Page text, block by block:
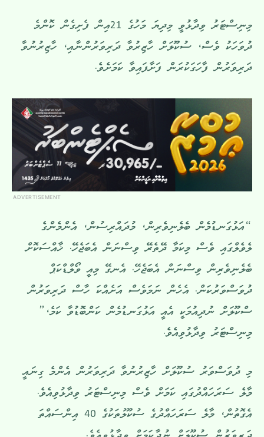
މިނިސްޓަރު ވިދާޅުވީ މިދިޔަ މަހުގެ 21އިން ފެށިގެން ކޮންމެ
ދުވަހަކު ވެސް، ސުކޫލަށް ހާޒިރުވާ ދަރިވަރުންނާއި، ހާޒިރުނުވާ
ދަރިވަރުން ފާހަގަކުރަން ފަށާފައިވާ ކަމަށެވެ.
ADVERTISEMENT
“އަޅުގަނޑުމެން ބެލެނިވެރިން، މުދައްރިސުން، އެންމެންގެ
ލެވެލްގައި ވެސް މިކަމާ ދޭތެރޭ ވިސްނަން އެބަޖެހޭ. ޚާއްސަކޮށް
ބެލެނިވެރިން ވިސްނަން އެބަޖެހޭ. އެނގޭ މިއީ ވޯލްޑްކަޕް
ދުވަސްވަރުކަން. އެހެން ނަމަވެސް އަށެއްކަ ހާސް ދަރިވަރުން
ސްކޫލަށް ނުދިއުމަކީ އެއީ އަޅުގަނޑުމެން ކަންބޮޑުވާ ކަމެ،”
މިނިސްޓަރު ވިދާޅުވިއެވެ.
މި ދުވަސްވަރު ސުކޫލަށް ހާޒިރުނުވާ ދަރިވަރުން އެންމެ ގިނައީ
މާލެ ސަރަހައްދުގައި ކަމަށް ވެސް މިނިސްޓަރު ވިދާޅުވިއެވެ.
އެގޮތުން، މާލެ ސަރަހައްދުގެ ސުކޫލުތަކުގެ 40 އިންސައްތަ